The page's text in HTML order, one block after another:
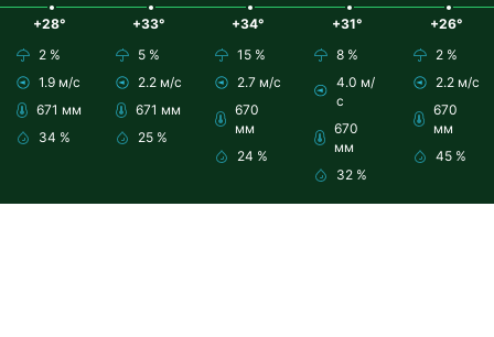
+28°
2 %
1.9 м/с
671 мм
34 %
+33°
5 %
2.2 м/с
671 мм
25 %
+34°
15 %
2.7 м/с
670
мм
24 %
+31°
8 %
4.0 м/
с
670
мм
32 %
+26°
2 %
2.2 м/с
670
мм
45 %